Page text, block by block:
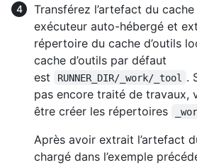
Transférez l’artefact du
exécuteur auto-hébergé et
répertoire du cache d’outils
cache d’outils par défaut
est
RUNNER_DIR/_work/_tool
.
pas encore traité de travaux,
être créer les répertoires
Après avoir extrait l’artefact
chargé dans l’exemple